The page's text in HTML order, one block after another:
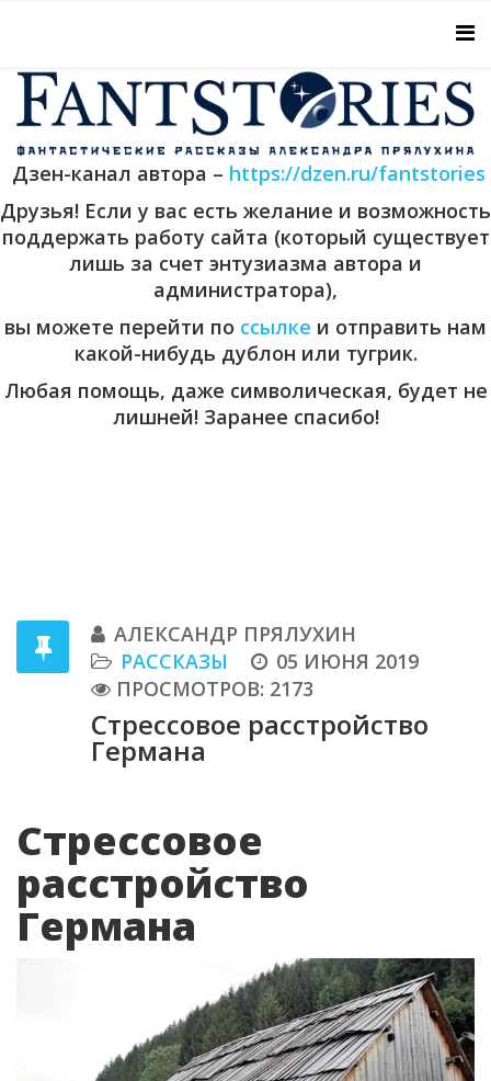
Дзен-канал автора – https://dzen.ru/fantstories
Друзья! Если у вас есть желание и возможность
поддержать работу сайта (который существует
лишь за счет энтузиазма автора и
администратора),
вы можете перейти по ссылке и отправить нам
какой-нибудь дублон или тугрик.
Любая помощь, даже символическая, будет не
лишней! Заранее спасибо!
АЛЕКСАНДР ПРЯЛУХИН
РАССКАЗЫ
05 ИЮНЯ 2019
ПРОСМОТРОВ: 2173
Стрессовое расстройство
Германа
Стрессовое
расстройство
Германа